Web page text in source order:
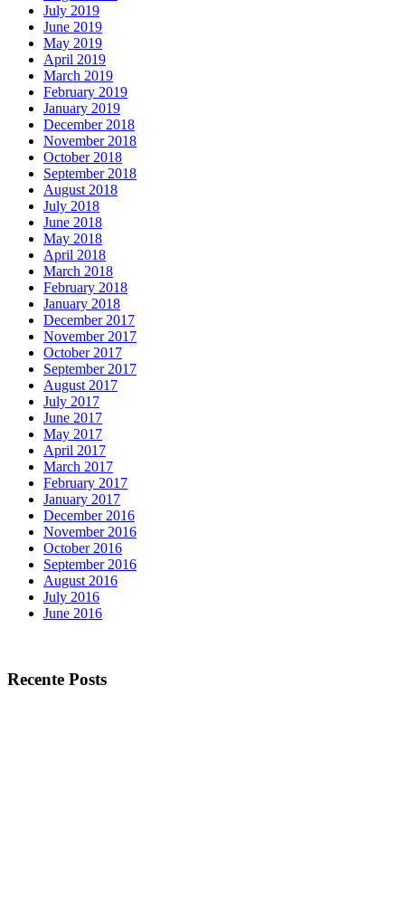
July 2019
June 2019
May 2019
April 2019
March 2019
February 2019
January 2019
December 2018
November 2018
October 2018
September 2018
August 2018
July 2018
June 2018
May 2018
April 2018
March 2018
February 2018
January 2018
December 2017
November 2017
October 2017
September 2017
August 2017
July 2017
June 2017
May 2017
April 2017
March 2017
February 2017
January 2017
December 2016
November 2016
October 2016
September 2016
August 2016
July 2016
June 2016
Recente Posts